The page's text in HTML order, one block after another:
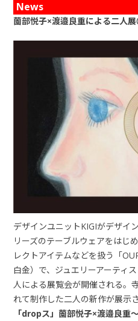
News
薗部悦子×渡邉良重による二人
デザインユニットKIGIがデザイ
リーズのテーブルウェアをはじ
レクトアイテムなどを扱う「
白金）で、ジュエリーアーティ
人による展覧会が開催される。
れて制作した二人の新作が展示さ
「dropス」薗部悦子×渡邉良重